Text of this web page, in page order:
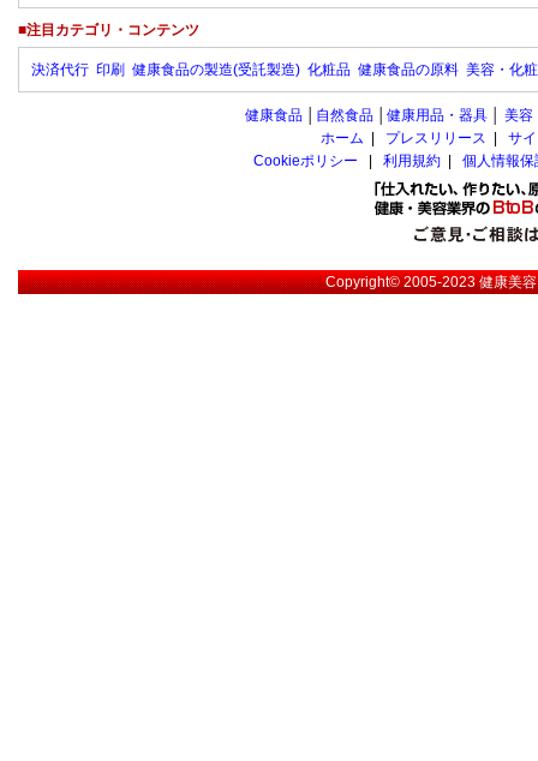
■注目カテゴリ・コンテンツ
決済代行 印刷 健康食品の製造(受託製造) 化粧品 健康食品の原料 美容・化
健康食品 自然食品 健康用品・器具 美容
ホーム
プレスリリース
サ
Cookieポリシー
利用規約 個人情報
Copyright© 2005-2023健康美